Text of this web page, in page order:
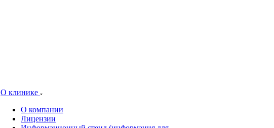
О клинике
О компании
Лицензии